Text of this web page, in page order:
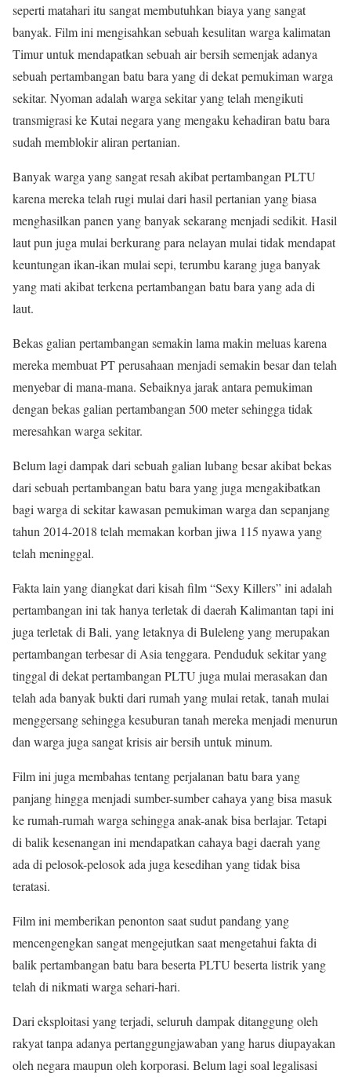
seperti matahari itu sangat membutuhkan biaya yang sangat
banyak. Film ini mengisahkan sebuah kesulitan warga kalimatan
Timur untuk mendapatkan sebuah air bersih semenjak adanya
sebuah pertambangan batu bara yang di dekat pemukiman warga
sekitar. Nyoman adalah warga sekitar yang telah mengikuti
transmigrasi ke Kutai negara yang mengaku kehadiran batu bara
sudah memblokir aliran pertanian.
Banyak warga yang sangat resah akibat pertambangan PLTU
karena mereka telah rugi mulai dari hasil pertanian yang biasa
menghasilkan panen yang banyak sekarang menjadi sedikit. Hasil
laut pun juga mulai berkurang para nelayan mulai tidak mendapat
keuntungan ikan-ikan mulai sepi, terumbu karang juga banyak
yang mati akibat terkena pertambangan batu bara yang ada di
laut.
Bekas galian pertambangan semakin lama makin meluas karena
mereka membuat PT perusahaan menjadi semakin besar dan telah
menyebar di mana-mana. Sebaiknya jarak antara pemukiman
dengan bekas galian pertambangan 500 meter sehingga tidak
meresahkan warga sekitar.
Belum lagi dampak dari sebuah galian lubang besar akibat bekas
dari sebuah pertambangan batu bara yang juga mengakibatkan
bagi warga di sekitar kawasan pemukiman warga dan sepanjang
tahun 2014-2018 telah memakan korban jiwa 115 nyawa yang
telah meninggal.
Fakta lain yang diangkat dari kisah film “Sexy Killers” ini adalah
pertambangan ini tak hanya terletak di daerah Kalimantan tapi ini
juga terletak di Bali, yang letaknya di Buleleng yang merupakan
pertambangan terbesar di Asia tenggara. Penduduk sekitar yang
tinggal di dekat pertambangan PLTU juga mulai merasakan dan
telah ada banyak bukti dari rumah yang mulai retak, tanah mulai
menggersang sehingga kesuburan tanah mereka menjadi menurun
dan warga juga sangat krisis air bersih untuk minum.
Film ini juga membahas tentang perjalanan batu bara yang
panjang hingga menjadi sumber-sumber cahaya yang bisa masuk
ke rumah-rumah warga sehingga anak-anak bisa berlajar. Tetapi
di balik kesenangan ini mendapatkan cahaya bagi daerah yang
ada di pelosok-pelosok ada juga kesedihan yang tidak bisa
teratasi.
Film ini memberikan penonton saat sudut pandang yang
mencengengkan sangat mengejutkan saat mengetahui fakta di
balik pertambangan batu bara beserta PLTU beserta listrik yang
telah di nikmati warga sehari-hari.
Dari eksploitasi yang terjadi, seluruh dampak ditanggung oleh
rakyat tanpa adanya pertanggungjawaban yang harus diupayakan
oleh negara maupun oleh korporasi. Belum lagi soal legalisasi